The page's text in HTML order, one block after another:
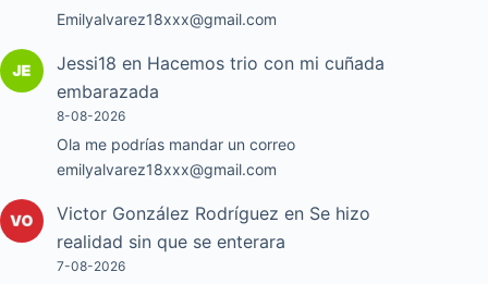
Emilyalvarez18xxx@gmail.com
Jessi18 en Hacemos trio con mi cuñada
embarazada
8-08-2026
Ola me podrías mandar un correo
emilyalvarez18xxx@gmail.com
Victor González Rodríguez en Se hizo
realidad sin que se enterara
7-08-2026